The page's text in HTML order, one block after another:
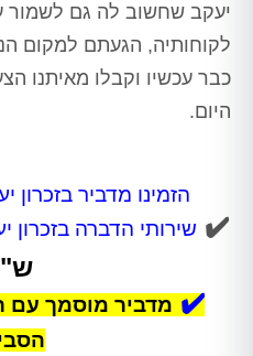
יעקב שחשוב לה גם לשמור
לקוחותיה, הגעתם למקום
כבר עכשיו וקבלו מאיתנו
היום.
הזמינו מדביר בזכרון
✔️ שירותי הדברה בזכרון
✔️מדביר מוסמך עם